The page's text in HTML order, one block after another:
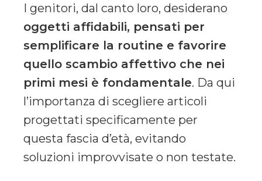
I genitori, dal canto loro, desiderano
oggetti affidabili, pensati per
semplificare la routine e favorire
quello scambio affettivo che nei
primi mesi è fondamentale. Da qui
l’importanza di scegliere articoli
progettati specificamente per
questa fascia d’età, evitando
soluzioni improvvisate o non testate.